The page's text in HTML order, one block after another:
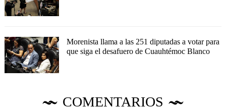
Morenista llama a las 251 diputadas a votar para
que siga el desafuero de Cuauhtémoc Blanco
COMENTARIOS